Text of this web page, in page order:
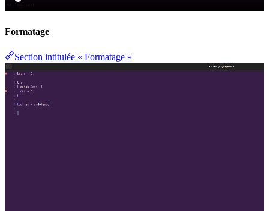
Formatage
Section intitulée « Formatage »